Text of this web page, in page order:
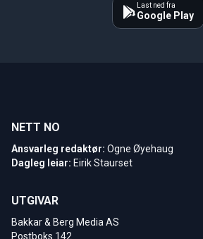
Last ned fra
Google Play
NETT NO
Ansvarleg redaktør: Ogne Øyehaug
Dagleg leiar: Eirik Staurset
UTGIVAR
Bakkar & Berg Media AS
Postboks 142